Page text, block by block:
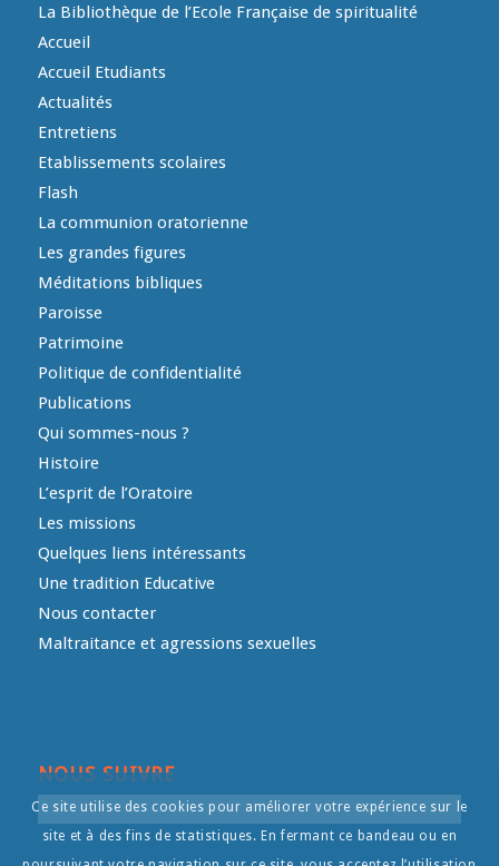
La Bibliothèque de l’Ecole Française de spiritualité
Accueil
Accueil Etudiants
Actualités
Entretiens
Etablissements scolaires
Flash
La communion oratorienne
Les grandes figures
Méditations bibliques
Paroisse
Patrimoine
Politique de confidentialité
Publications
Qui sommes-nous ?
Histoire
L’esprit de l’Oratoire
Les missions
Quelques liens intéressants
Une tradition Educative
Nous contacter
Maltraitance et agressions sexuelles
NOUS SUIVRE
Ce site utilise des cookies pour améliorer votre expérience sur le
site et à des fins de statistiques. En fermant ce bandeau ou en